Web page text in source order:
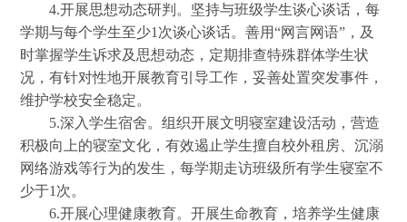
4.开展思想动态研判。坚持与班级学生谈心谈话，每
学期与每个学生至少1次谈心谈话。善用“网言网语”，及
时掌握学生诉求及思想动态，定期排查特殊群体学生状
况，有针对性地开展教育引导工作，妥善处置突发事件，
维护学校安全稳定。
5.深入学生宿舍。组织开展文明寝室建设活动，营造
积极向上的寝室文化，有效遏止学生擅自校外租房、沉溺
网络游戏等行为的发生，每学期走访班级所有学生寝室不
少于1次。
6.开展心理健康教育。开展生命教育，培养学生健康